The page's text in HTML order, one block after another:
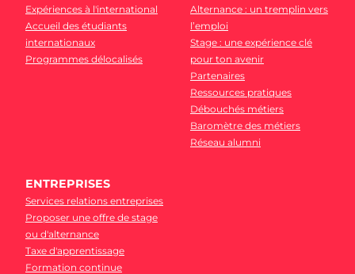
Expériences à l'international
Accueil des étudiants
internationaux
Programmes délocalisés
Alternance : un tremplin vers
l’emploi
Stage : une expérience clé
pour ton avenir
Partenaires
Ressources pratiques
Débouchés métiers
Baromètre des métiers
Réseau alumni
ENTREPRISES
Services relations entreprises
Proposer une offre de stage
ou d'alternance
Taxe d'apprentissage
Formation continue